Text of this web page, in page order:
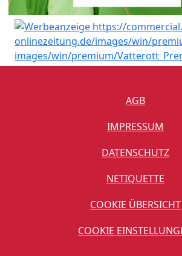
AGB
IMPRESSUM
DATENSCHUTZ
NETIQUETTE
COOKIE ÜBERSICHT
COOKIE